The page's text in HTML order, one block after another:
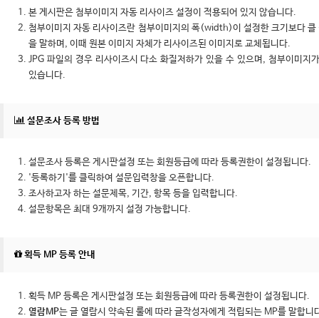
본 게시판은 첨부이미지 자동 리사이즈 설정이 적용되어 있지 않습니다.
첨부이미지 자동 리사이즈란 첨부이미지의 폭(width)이 설정한 크기보다 클
을 말하며, 이때 원본 이미지 자체가 리사이즈된 이미지로 교체됩니다.
JPG 파일의 경우 리사이즈시 다소 화질저하가 있을 수 있으며, 첨부이미지
있습니다.
설문조사 등록 방법
설문조사 등록은 게시판설정 또는 회원등급에 따라 등록권한이 설정됩니다.
'등록하기'를 클릭하여 설문입력창을 오픈합니다.
조사하고자 하는 설문제목, 기간, 항목 등을 입력합니다.
설문항목은 최대 9개까지 설정 가능합니다.
획득 MP 등록 안내
획득 MP 등록은 게시판설정 또는 회원등급에 따라 등록권한이 설정됩니다.
열람MP는 글 열람시 약속된 룰에 따라 글작성자에게 적립되는 MP를 말합니